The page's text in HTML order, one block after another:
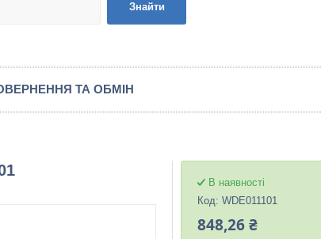
Знайти
ТА ОБМІН
В наявності
Код: WDE011101
848,26 ₴